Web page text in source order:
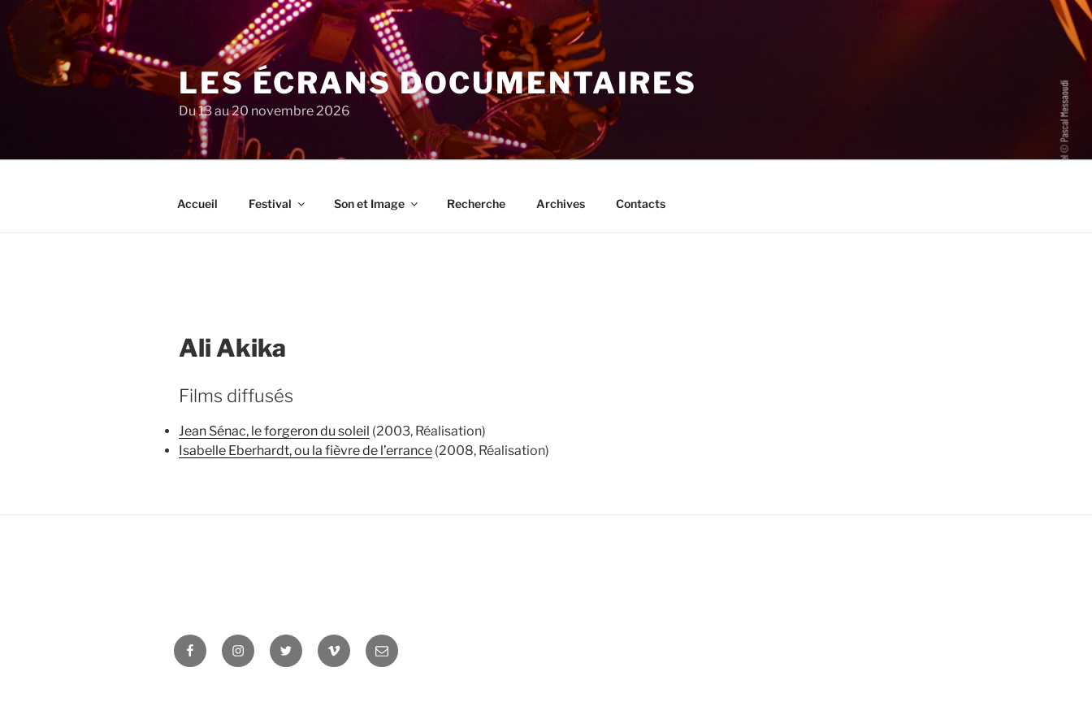
au
contenu
principal
LES ÉCRANS DOCUMENTAIRES
Du 13 au 20 novembre 2026
Accueil Festival Son et Image Recherche Archives Contacts
Ali Akika
Films diffusés
Jean Sénac, le forgeron du soleil (2003, Réalisation)
Isabelle Eberhardt, ou la fièvre de l’errance (2008, Réalisation)
FacebookInstagramTwitter Vimeo Newsletter